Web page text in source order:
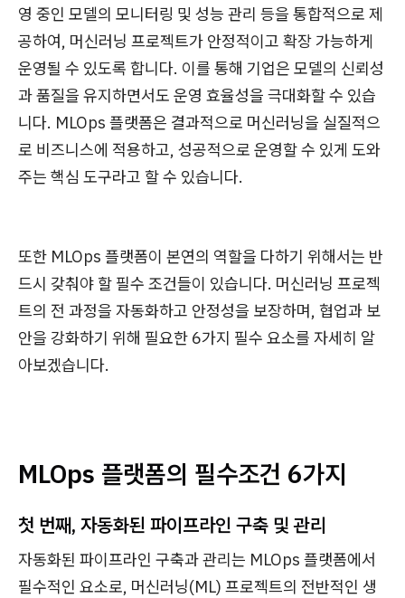
영 중인 모델의 모니터링 및 성능 관리 등을 통합적으로 제
공하여, 머신러닝 프로젝트가 안정적이고 확장 가능하게
운영될 수 있도록 합니다. 이를 통해 기업은 모델의 신뢰성
과 품질을 유지하면서도 운영 효율성을 극대화할 수 있습
니다. MLOps 플랫폼은 결과적으로 머신러닝을 실질적으
로 비즈니스에 적용하고, 성공적으로 운영할 수 있게 도와
주는 핵심 도구라고 할 수 있습니다.
또한 MLOps 플랫폼이 본연의 역할을 다하기 위해서는 반
드시 갖춰야 할 필수 조건들이 있습니다. 머신러닝 프로젝
트의 전 과정을 자동화하고 안정성을 보장하며, 협업과 보
안을 강화하기 위해 필요한 6가지 필수 요소를 자세히 알
아보겠습니다.
MLOps 플랫폼의 필수조건 6가지
첫 번째, 자동화된 파이프라인 구축 및 관리
자동화된 파이프라인 구축과 관리는 MLOps 플랫폼에서
필수적인 요소로, 머신러닝(ML) 프로젝트의 전반적인 생